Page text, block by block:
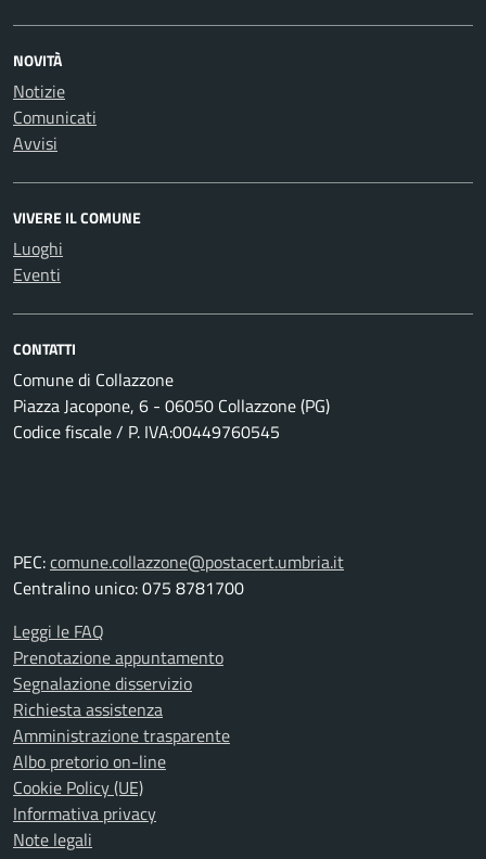
NOVITÀ
Notizie
Comunicati
Avvisi
VIVERE IL COMUNE
Luoghi
Eventi
CONTATTI
Comune di Collazzone
Piazza Jacopone, 6 - 06050 Collazzone (PG)
Codice fiscale / P. IVA:00449760545
PEC:comune.collazzone@postacert.umbria.it
Centralino unico: 075 8781700
Leggi le FAQ
Prenotazione appuntamento
Segnalazione disservizio
Richiesta assistenza
Amministrazione trasparente
Albo pretorio on-line
Cookie Policy (UE)
Informativa privacy
Note legali